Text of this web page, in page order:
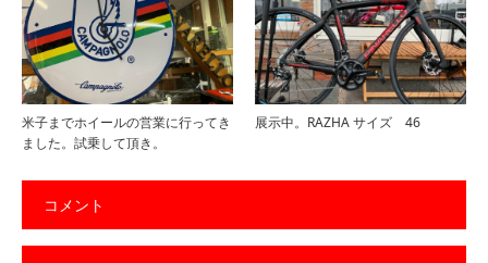
米子までホイールの営業に行ってき
ました。試乗して頂き。
展示中。RAZHA サイズ 46
コメント